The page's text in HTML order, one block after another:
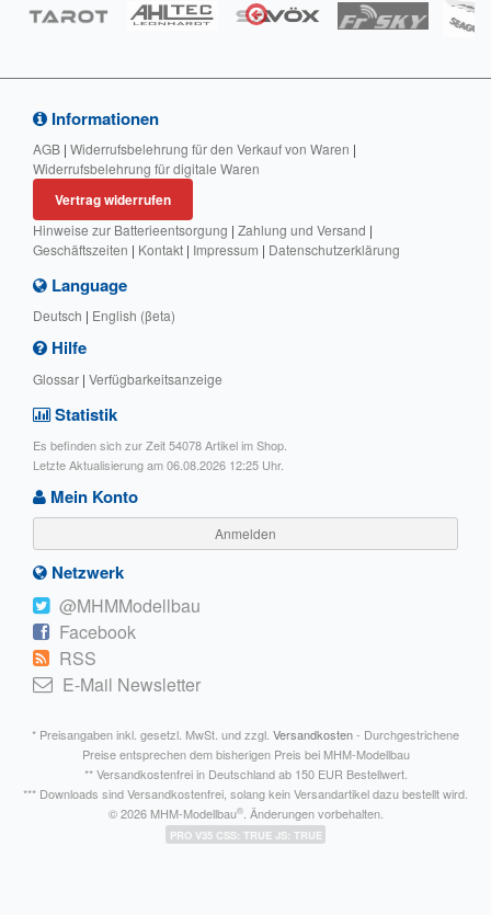
Informationen
AGB | Widerrufsbelehrung für den Verkauf von Waren |
Widerrufsbelehrung für digitale Waren
Vertrag widerrufen
Hinweise zur Batterieentsorgung | Zahlung und Versand |
Geschäftszeiten | Kontakt | Impressum | Datenschutzerklärung
Language
Deutsch | English (βeta)
Hilfe
Glossar | Verfügbarkeitsanzeige
Statistik
Es befinden sich zur Zeit 54078 Artikel im Shop.
Letzte Aktualisierung am 06.08.2026 12:25 Uhr.
Mein Konto
Anmelden
Netzwerk
@MHMModellbau
Facebook
RSS
E-Mail Newsletter
* Preisangaben inkl. gesetzl. MwSt. und zzgl. Versandkosten- Durchgestrichene
Preise entsprechen dem bisherigen Preis bei MHM-Modellbau
** Versandkostenfrei in Deutschland ab 150 EUR Bestellwert.
*** Downloads sind Versandkostenfrei, solang kein Versandartikel dazu bestellt wird.
© 2026 MHM-Modellbau®. Änderungen vorbehalten.
PRO V35 CSS: TRUE JS: TRUE